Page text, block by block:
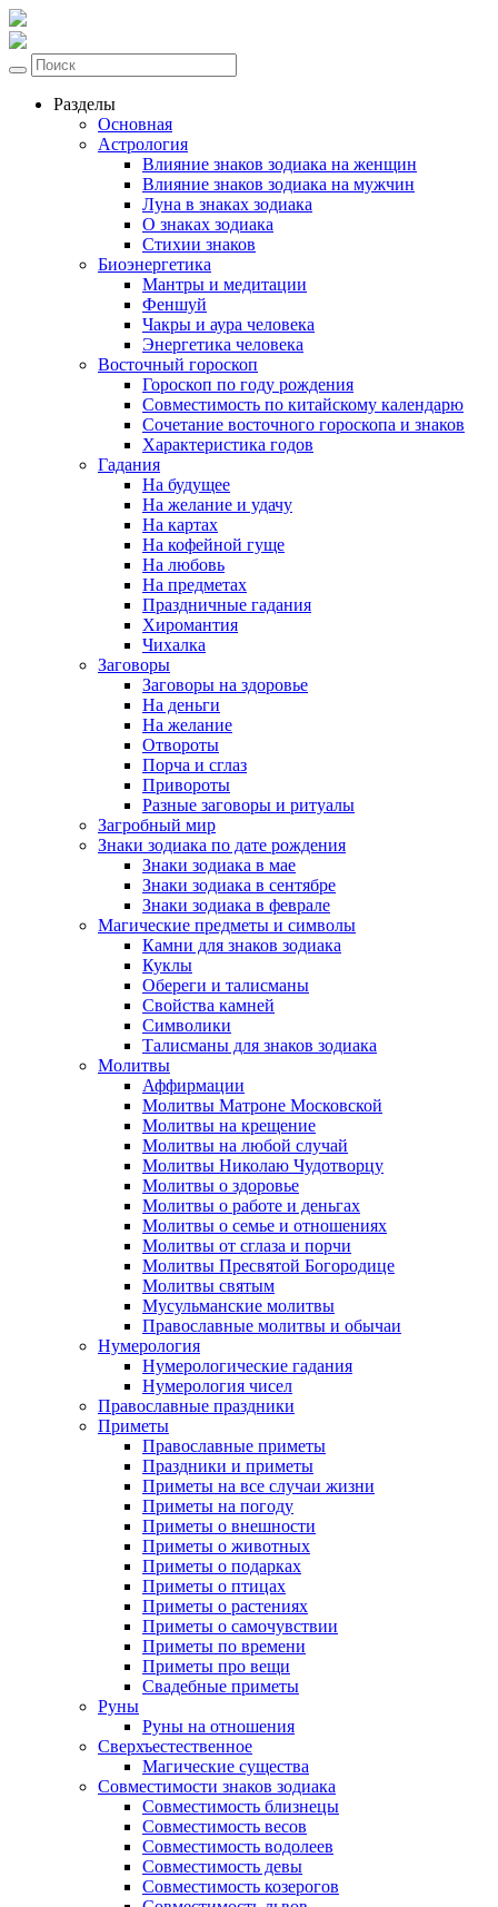
Разделы
Основная
Астрология
Влияние знаков зодиака на женщин
Влияние знаков зодиака на мужчин
Луна в знаках зодиака
О знаках зодиака
Стихии знаков
Биоэнергетика
Мантры и медитации
Феншуй
Чакры и аура человека
Энергетика человека
Восточный гороскоп
Гороскоп по году рождения
Совместимость по китайскому календарю
Сочетание восточного гороскопа и знаков
Характеристика годов
Гадания
На будущее
На желание и удачу
На картах
На кофейной гуще
На любовь
На предметах
Праздничные гадания
Хиромантия
Чихалка
Заговоры
Заговоры на здоровье
На деньги
На желание
Отвороты
Порча и сглаз
Привороты
Разные заговоры и ритуалы
Загробный мир
Знаки зодиака по дате рождения
Знаки зодиака в мае
Знаки зодиака в сентябре
Знаки зодиака в феврале
Магические предметы и символы
Камни для знаков зодиака
Куклы
Обереги и талисманы
Свойства камней
Символики
Талисманы для знаков зодиака
Молитвы
Аффирмации
Молитвы Матроне Московской
Молитвы на крещение
Молитвы на любой случай
Молитвы Николаю Чудотворцу
Молитвы о здоровье
Молитвы о работе и деньгах
Молитвы о семье и отношениях
Молитвы от сглаза и порчи
Молитвы Пресвятой Богородице
Молитвы святым
Мусульманские молитвы
Православные молитвы и обычаи
Нумерология
Нумерологические гадания
Нумерология чисел
Православные праздники
Приметы
Православные приметы
Праздники и приметы
Приметы на все случаи жизни
Приметы на погоду
Приметы о внешности
Приметы о животных
Приметы о подарках
Приметы о птицах
Приметы о растениях
Приметы о самочувствии
Приметы по времени
Приметы про вещи
Свадебные приметы
Руны
Руны на отношения
Сверхъестественное
Магические существа
Совместимости знаков зодиака
Совместимость близнецы
Совместимость весов
Совместимость водолеев
Совместимость девы
Совместимость козерогов